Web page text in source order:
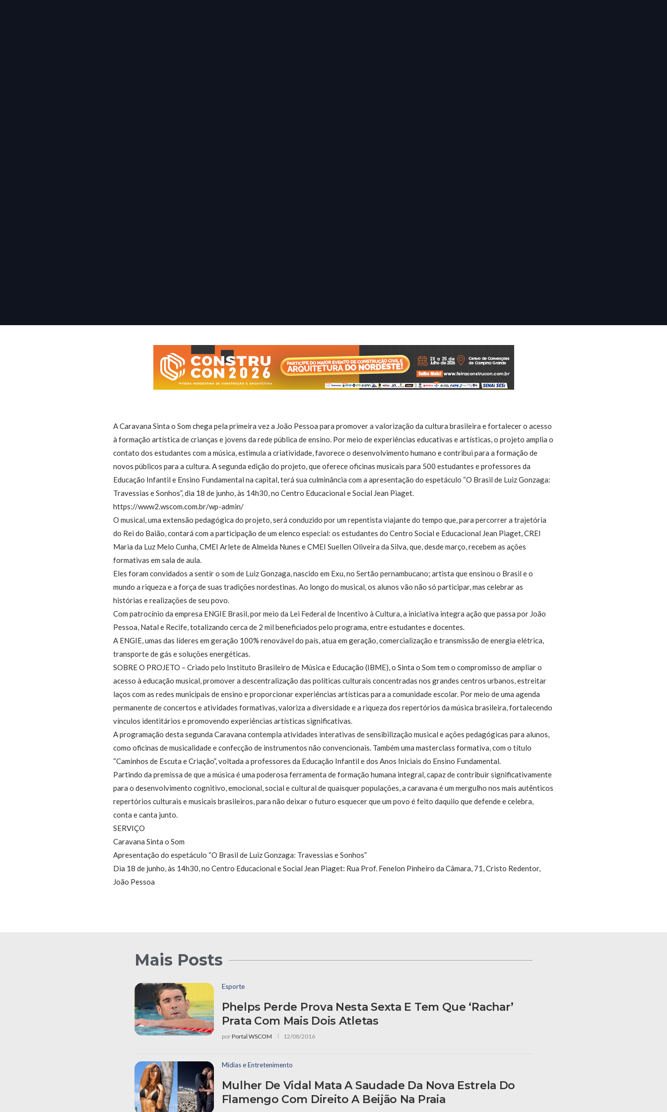
A Caravana Sinta o Som chega pela primeira vez a João Pessoa para promover a valorização da cultura brasileira e fortalecer o acesso
à formação artística de crianças e jovens da rede pública de ensino. Por meio de experiências educativas e artísticas, o projeto amplia o
contato dos estudantes com a música, estimula a criatividade, favorece o desenvolvimento humano e contribui para a formação de
novos públicos para a cultura. A segunda edição do projeto, que oferece oficinas musicais para 500 estudantes e professores da
Educação Infantil e Ensino Fundamental na capital, terá sua culminância com a apresentação do espetáculo “O Brasil de Luiz Gonzaga:
Travessias e Sonhos”, dia 18 de junho, às 14h30, no Centro Educacional e Social Jean Piaget.
https://www2.wscom.com.br/wp-admin/
O musical, uma extensão pedagógica do projeto, será conduzido por um repentista viajante do tempo que, para percorrer a trajetória
do Rei do Baião, contará com a participação de um elenco especial: os estudantes do Centro Social e Educacional Jean Piaget, CREI
Maria da Luz Melo Cunha, CMEI Arlete de Almeida Nunes e CMEI Suellen Oliveira da Silva, que, desde março, recebem as ações
formativas em sala de aula.
Eles foram convidados a sentir o som de Luiz Gonzaga, nascido em Exu, no Sertão pernambucano; artista que ensinou o Brasil e o
mundo a riqueza e a força de suas tradições nordestinas. Ao longo do musical, os alunos vão não só participar, mas celebrar as
histórias e realizações de seu povo.
Com patrocínio da empresa ENGIE Brasil, por meio da Lei Federal de Incentivo à Cultura, a iniciativa integra ação que passa por João
Pessoa, Natal e Recife, totalizando cerca de 2 mil beneficiados pelo programa, entre estudantes e docentes.
A ENGIE, umas das líderes em geração 100% renovável do país, atua em geração, comercialização e transmissão de energia elétrica,
transporte de gás e soluções energéticas.
SOBRE O PROJETO – Criado pelo Instituto Brasileiro de Música e Educação (IBME), o Sinta o Som tem o compromisso de ampliar o
acesso à educação musical, promover a descentralização das políticas culturais concentradas nos grandes centros urbanos, estreitar
laços com as redes municipais de ensino e proporcionar experiências artísticas para a comunidade escolar. Por meio de uma agenda
permanente de concertos e atividades formativas, valoriza a diversidade e a riqueza dos repertórios da música brasileira, fortalecendo
vínculos identitários e promovendo experiências artísticas significativas.
A programação desta segunda Caravana contempla atividades interativas de sensibilização musical e ações pedagógicas para alunos,
como oficinas de musicalidade e confecção de instrumentos não convencionais. Também uma masterclass formativa, com o título
“Caminhos de Escuta e Criação”, voltada a professores da Educação Infantil e dos Anos Iniciais do Ensino Fundamental.
Partindo da premissa de que a música é uma poderosa ferramenta de formação humana integral, capaz de contribuir significativamente
para o desenvolvimento cognitivo, emocional, social e cultural de quaisquer populações, a caravana é um mergulho nos mais autênticos
repertórios culturais e musicais brasileiros, para não deixar o futuro esquecer que um povo é feito daquilo que defende e celebra,
conta e canta junto.
SERVIÇO
Caravana Sinta o Som
Apresentação do espetáculo “O Brasil de Luiz Gonzaga: Travessias e Sonhos”
Dia 18 de junho, às 14h30, no Centro Educacional e Social Jean Piaget: Rua Prof. Fenelon Pinheiro da Câmara, 71, Cristo Redentor,
João Pessoa
Mais Posts
Esporte
Phelps Perde Prova Nesta Sexta E Tem Que ‘rachar’
Prata Com Mais Dois Atletas
porPortal WSCOM 12/08/2016
Mídias e Entretenimento
Mulher De Vidal Mata A Saudade Da Nova Estrela Do
Flamengo Com Direito A Beijão Na Praia